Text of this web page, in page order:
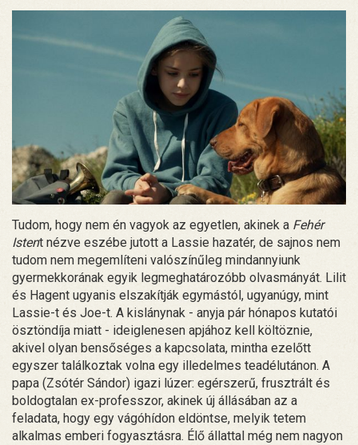
Tudom, hogy nem én vagyok az egyetlen, akinek a Fehér
Istent nézve eszébe jutott a Lassie hazatér, de sajnos nem
tudom nem megemlíteni valószínűleg mindannyiunk
gyermekkorának egyik legmeghatározóbb olvasmányát. Lilit
és Hagent ugyanis elszakítják egymástól, ugyanúgy, mint
Lassie-t és Joe-t. A kislánynak - anyja pár hónapos kutatói
ösztöndíja miatt - ideiglenesen apjához kell költöznie,
akivel olyan bensőséges a kapcsolata, mintha ezelőtt
egyszer találkoztak volna egy illedelmes teadélutánon. A
papa (Zsótér Sándor) igazi lúzer: egérszerű, frusztrált és
boldogtalan ex-professzor, akinek új állásában az a
feladata, hogy egy vágóhídon eldöntse, melyik tetem
alkalmas emberi fogyasztásra. Élő állattal még nem nagyon